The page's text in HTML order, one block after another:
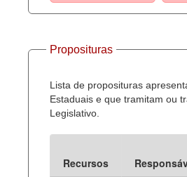
Proposituras
Lista de proposituras
Estaduais e que tramitam ou
Legislativo.
Recursos